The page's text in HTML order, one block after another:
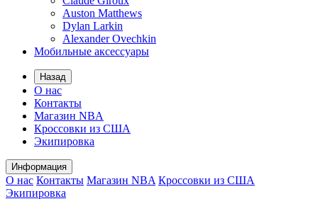
Auston Matthews
Dylan Larkin
Alexander Ovechkin
Мобильные аксессуары
Назад
О нас
Контакты
Магазин NBA
Кроссовки из США
Экипировка
Информация
О нас Контакты Магазин NBA Кроссовки из США
Экипировка